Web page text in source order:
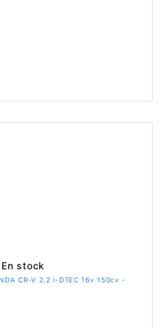
stock
CR-V 2.2 i-DTEC 16v 150cv -